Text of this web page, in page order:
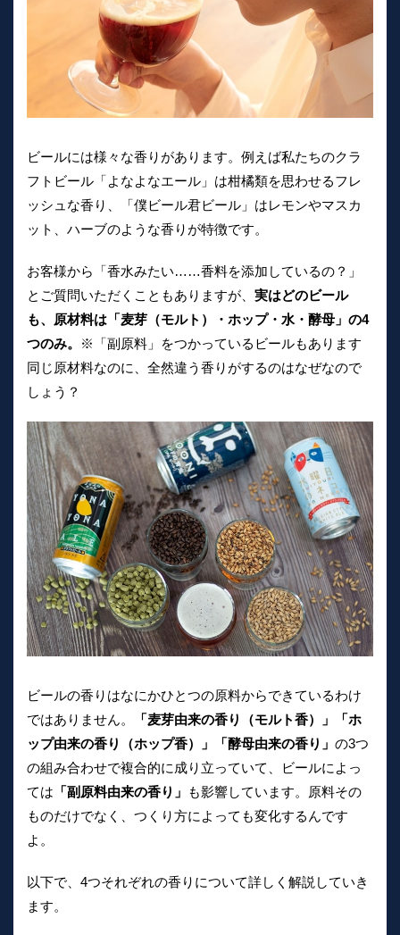
ビールには様々な香りがあります。例えば私たちのクラ
フトビール「よなよなエール」は柑橘類を思わせるフレ
ッシュな香り、「僕ビール君ビール」はレモンやマスカ
ット、ハーブのような香りが特徴です。
お客様から「香水みたい……香料を添加しているの？」
とご質問いただくこともありますが、 実はどのビール
も、原材料は「麦芽（モルト）・ホップ・水・酵母」の4
つのみ。
※「副原料」をつかっているビールもあります
同じ原材料なのに、全然違う香りがするのはなぜなので
しょう？
ビールの香りはなにかひとつの原料からできているわけ
ではありません。
「麦芽由来の香り（モルト香）」「ホ
ップ由来の香り（ホップ香）」「酵母由来の香り」 の3つ
の組み合わせで複合的に成り立っていて、ビールによっ
ては 「副原料由来の香り」 も影響しています。原料その
ものだけでなく、つくり方によっても変化するんです
よ。
以下で、4つそれぞれの香りについて詳しく解説していき
ます。